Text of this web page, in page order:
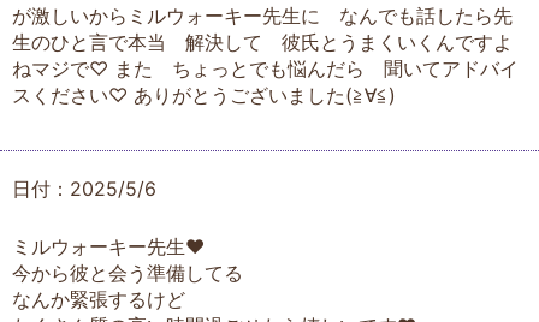
が激しいからミルウォーキー先生に なんでも話したら先
生のひと言で本当 解決して 彼氏とうまくいくんですよ
ねマジで♡ また ちょっとでも悩んだら 聞いてアドバイ
スください♡ ありがとうございました(≧∀≦)
日付：2025/5/6
ミルウォーキー先生♥️
今から彼と会う準備してる
なんか緊張するけど